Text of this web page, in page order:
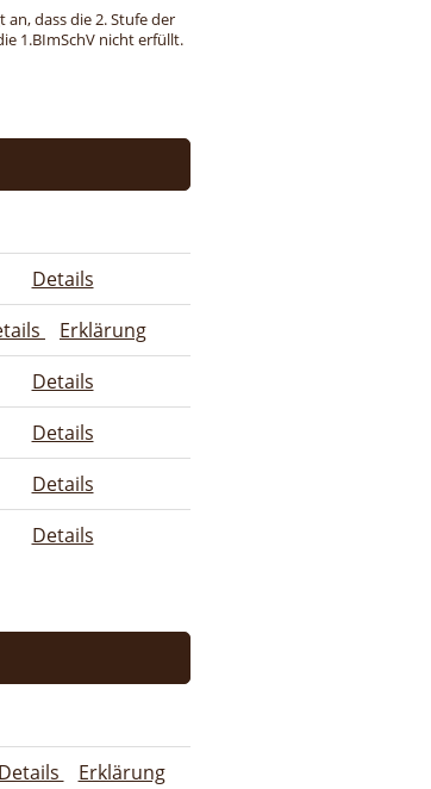
dass die 2. Stufe der
1.BImSchV nicht erfüllt.
Details
Erklärung
Details
Details
Details
Details
Details Erklärung